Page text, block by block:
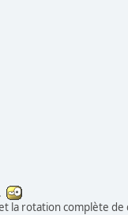
la rotation complète de